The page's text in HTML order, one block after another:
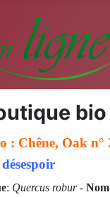
bio
: Chêne, Oak n°
: Quercus robur-